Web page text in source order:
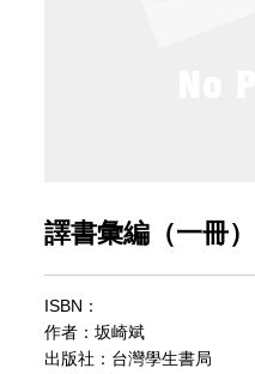
譯書彙編（一冊）
ISBN：
作者：坂崎斌
出版社：台灣學生書局